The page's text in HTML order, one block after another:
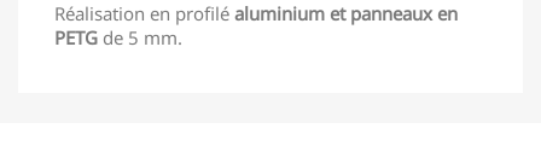
Réalisation en profilé aluminium et panneaux en
PETG de 5 mm.